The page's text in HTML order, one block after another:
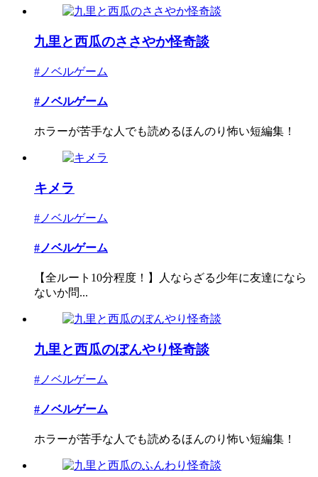
九里と西瓜のささやか怪奇談
#ノベルゲーム
#ノベルゲーム
ホラーが苦手な人でも読めるほんのり怖い短編集！
キメラ
#ノベルゲーム
#ノベルゲーム
【全ルート10分程度！】人ならざる少年に友達になら
ないか問...
九里と西瓜のぼんやり怪奇談
#ノベルゲーム
#ノベルゲーム
ホラーが苦手な人でも読めるほんのり怖い短編集！